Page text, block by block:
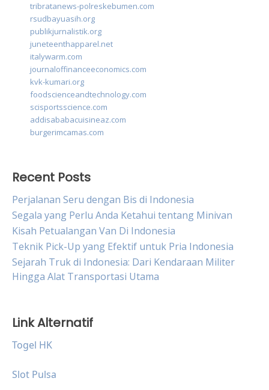
tribratanews-polreskebumen.com
rsudbayuasih.org
publikjurnalistik.org
juneteenthapparel.net
italywarm.com
journaloffinanceeconomics.com
kvk-kumari.org
foodscienceandtechnology.com
scisportsscience.com
addisababacuisineaz.com
burgerimcamas.com
Recent Posts
Perjalanan Seru dengan Bis di Indonesia
Segala yang Perlu Anda Ketahui tentang Minivan
Kisah Petualangan Van Di Indonesia
Teknik Pick-Up yang Efektif untuk Pria Indonesia
Sejarah Truk di Indonesia: Dari Kendaraan Militer
Hingga Alat Transportasi Utama
Link Alternatif
Togel HK
Slot Pulsa